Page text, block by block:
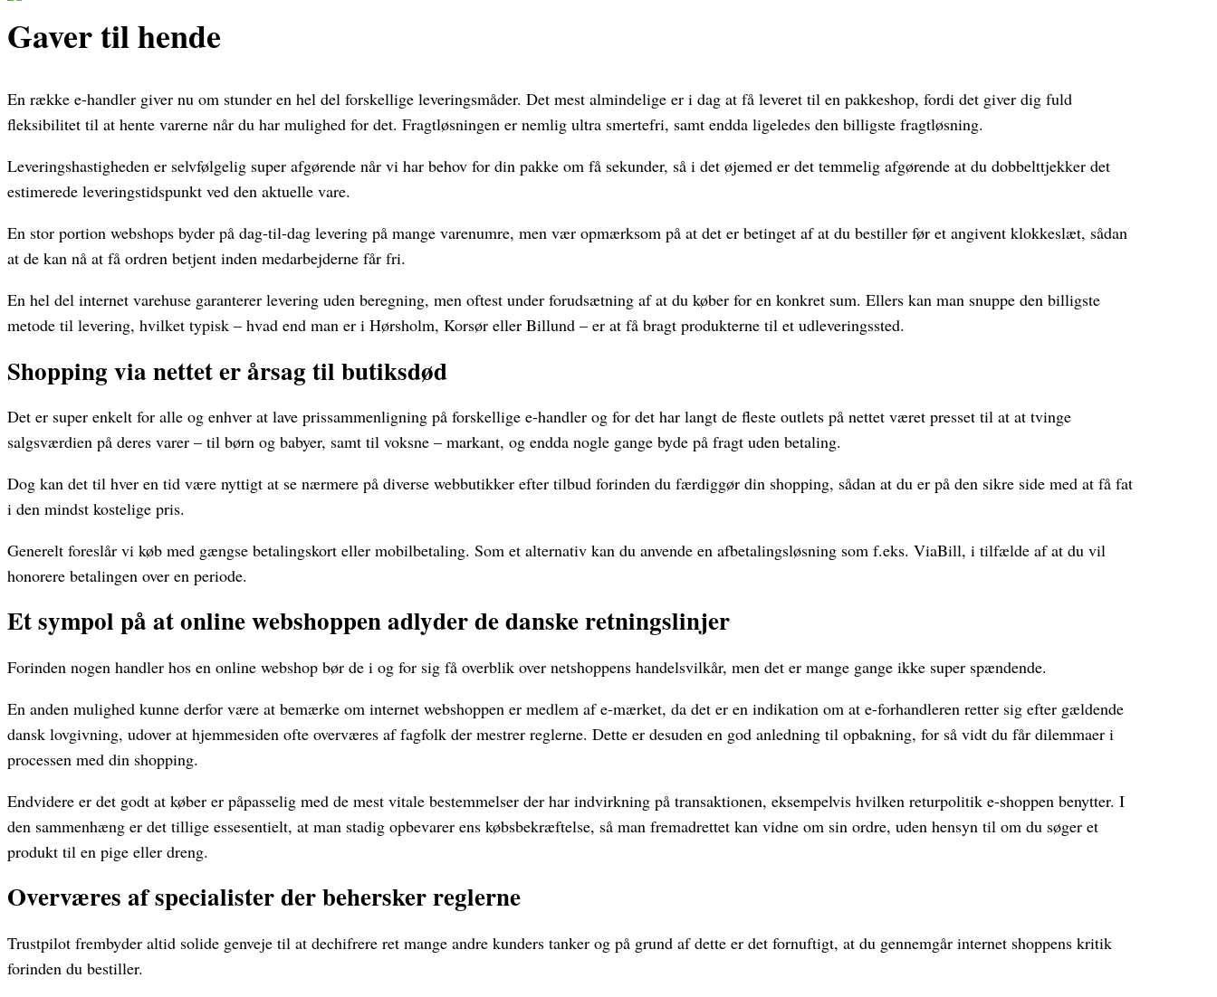
Gaver til hende
En række e-handler giver nu om stunder en hel del forskellige leveringsmåder. Det mest almindelige er i dag at få leveret til en pakkeshop, fordi det giver dig fuld
fleksibilitet til at hente varerne når du har mulighed for det. Fragtløsningen er nemlig ultra smertefri, samt endda ligeledes den billigste fragtløsning.
Leveringshastigheden er selvfølgelig super afgørende når vi har behov for din pakke om få sekunder, så i det øjemed er det temmelig afgørende at du dobbelttjekker det
estimerede leveringstidspunkt ved den aktuelle vare.
En stor portion webshops byder på dag-til-dag levering på mange varenumre, men vær opmærksom på at det er betinget af at du bestiller før et angivent klokkeslæt, sådan
at de kan nå at få ordren betjent inden medarbejderne får fri.
En hel del internet varehuse garanterer levering uden beregning, men oftest under forudsætning af at du køber for en konkret sum. Ellers kan man snuppe den billigste
metode til levering, hvilket typisk – hvad end man er i Hørsholm, Korsør eller Billund – er at få bragt produkterne til et udleveringssted.
Shopping via nettet er årsag til butiksdød
Det er super enkelt for alle og enhver at lave prissammenligning på forskellige e-handler og for det har langt de fleste outlets på nettet været presset til at at tvinge
salgsværdien på deres varer – til børn og babyer, samt til voksne – markant, og endda nogle gange byde på fragt uden betaling.
Dog kan det til hver en tid være nyttigt at se nærmere på diverse webbutikker efter tilbud forinden du færdiggør din shopping, sådan at du er på den sikre side med at få fat
i den mindst kostelige pris.
Generelt foreslår vi køb med gængse betalingskort eller mobilbetaling. Som et alternativ kan du anvende en afbetalingsløsning som f.eks. ViaBill, i tilfælde af at du vil
honorere betalingen over en periode.
Et sympol på at online webshoppen adlyder de danske retningslinjer
Forinden nogen handler hos en online webshop bør de i og for sig få overblik over netshoppens handelsvilkår, men det er mange gange ikke super spændende.
En anden mulighed kunne derfor være at bemærke om internet webshoppen er medlem af e-mærket, da det er en indikation om at e-forhandleren retter sig efter gældende
dansk lovgivning, udover at hjemmesiden ofte overværes af fagfolk der mestrer reglerne. Dette er desuden en god anledning til opbakning, for så vidt du får dilemmaer i
processen med din shopping.
Endvidere er det godt at køber er påpasselig med de mest vitale bestemmelser der har indvirkning på transaktionen, eksempelvis hvilken returpolitik e-shoppen benytter. I
den sammenhæng er det tillige essesentielt, at man stadig opbevarer ens købsbekræftelse, så man fremadrettet kan vidne om sin ordre, uden hensyn til om du søger et
produkt til en pige eller dreng.
Overværes af specialister der behersker reglerne
Trustpilot frembyder altid solide genveje til at dechifrere ret mange andre kunders tanker og på grund af dette er det fornuftigt, at du gennemgår internet shoppens kritik
forinden du bestiller.